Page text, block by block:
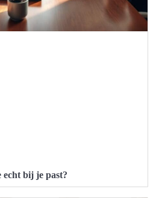
echt bij je past?